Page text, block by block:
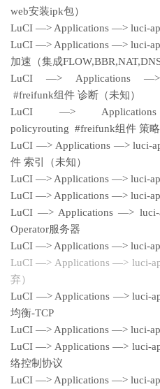
web安装ipk包）
LuCI —> Applications —> luci-
LuCI —> Applications —> luci-
加速（集成
LuCI —> Applications —>
#freifunk组件 诊断（未知）
LuCI —>
policyrouting #freifunk组件 策略
LuCI —> Applications —> luci-
件 索引（未知）
LuCI —> Applications —> luci-
LuCI —> Applications —> luci-
LuCI —> Applications —> luci-
Operator服务器
LuCI —> Applications —> luci-
LuCI —> Applications —> luci-
弃）
LuCI —> Applications —> luci-
均衡-TCP
LuCI —> Applications —> luci-
LuCI —> Applications —> luci-
络控制协议
LuCI —> Applications —> luci-